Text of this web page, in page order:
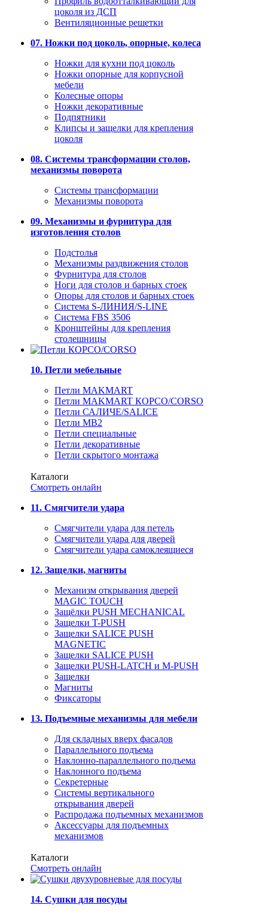
цоколя из ДСП
Вентиляционные решетки
07. Ножки под цоколь, опорные, колеса
Ножки для кухни под цоколь
Ножки опорные для корпусной
мебели
Колесные опоры
Ножки декоративные
Подпятники
Клипсы и защелки для крепления
цоколя
08. Системы трансформации столов,
механизмы поворота
Системы трансформации
Механизмы поворота
09. Механизмы и фурнитура для
изготовления столов
Подстолья
Механизмы раздвижения столов
Фурнитура для столов
Ноги для столов и барных стоек
Опоры для столов и барных стоек
Система S-ЛИНИЯ/S-LINE
Система FBS 3506
Кронштейны для крепления
столешницы
10. Петли мебельные
Петли MAKMART
Петли MAKMART КОРСО/CORSO
Петли САЛИЧЕ/SALICE
Петли MB2
Петли специальные
Петли декоративные
Петли скрытого монтажа
Каталоги
Смотреть онлайн
11. Смягчители удара
Смягчители удара для петель
Смягчители удара для дверей
Cмягчители удара самоклеящиеся
12. Защелки, магниты
Механизм открывания дверей
MAGIC TOUCH
Защёлки PUSH MECHANICAL
Защелки T-PUSH
Защелки SALICE PUSH
MAGNETIC
Защелки SALICE PUSH
Защелки PUSH-LATCH и M-PUSH
Защелки
Магниты
Фиксаторы
13. Подъемные механизмы для мебели
Для складных вверх фасадов
Параллельного подъема
Наклонно-параллельного подъема
Наклонного подъема
Секретерные
Системы вертикального
открывания дверей
Распродажа подъемных механизмов
Аксессуары для подъемных
механизмов
Каталоги
Смотреть онлайн
14. Сушки для посуды